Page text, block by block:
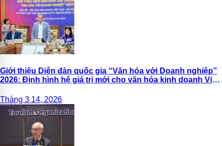
Giới thiệu Diễn đàn quốc gia “Văn hóa với Doanh nghiệp”
2026: Định hình hệ giá trị mới cho văn hóa kinh doanh Việt
Tháng 3 14, 2026